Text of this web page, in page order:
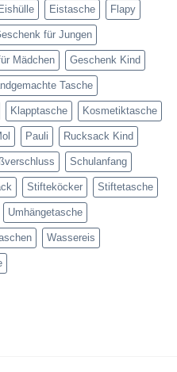
Eishülle Eistasche Flapy
für Jungen
Mädchen Geschenk Kind
Tasche
Klapptasche Kosmetiktasche
Pauli Rucksack Kind
Schulanfang
Stifteköcker Stiftetasche
Umhängetasche
Wassereis